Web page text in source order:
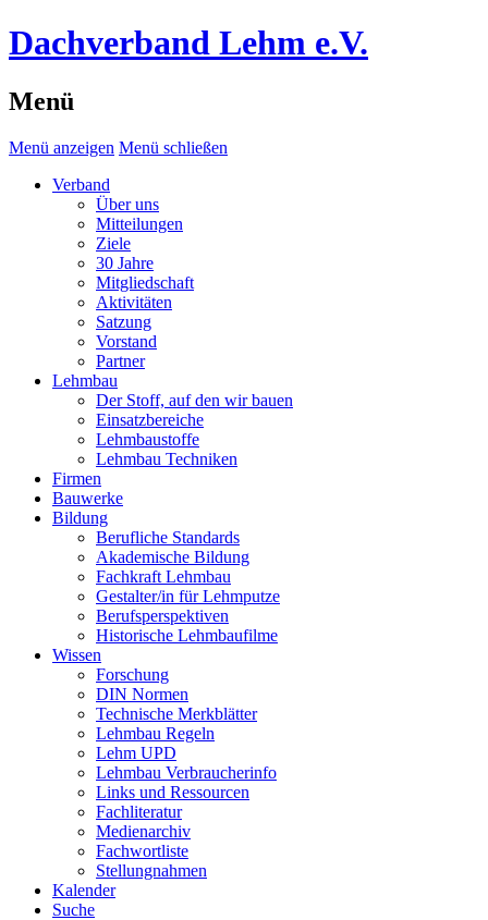
Dachverband Lehm e.V.
Menü
Menü anzeigen Menü schließen
Verband
Über uns
Mitteilungen
Ziele
30 Jahre
Mitgliedschaft
Aktivitäten
Satzung
Vorstand
Partner
Lehmbau
Der Stoff, auf den wir bauen
Einsatzbereiche
Lehmbaustoffe
Lehmbau Techniken
Firmen
Bauwerke
Bildung
Berufliche Standards
Akademische Bildung
Fachkraft Lehmbau
Gestalter/in für Lehmputze
Berufsperspektiven
Historische Lehmbaufilme
Wissen
Forschung
DIN Normen
Technische Merkblätter
Lehmbau Regeln
Lehm UPD
Lehmbau Verbraucherinfo
Links und Ressourcen
Fachliteratur
Medienarchiv
Fachwortliste
Stellungnahmen
Kalender
Suche